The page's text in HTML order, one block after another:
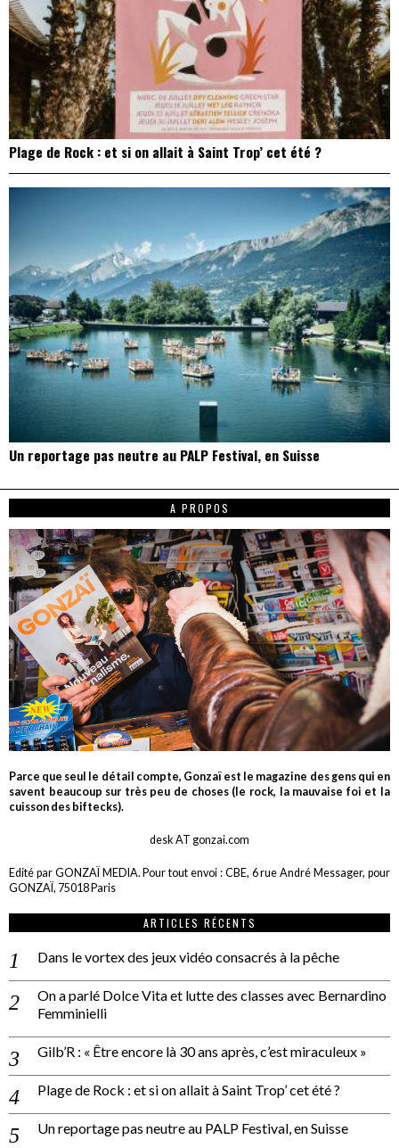
Plage de Rock : et si on allait à Saint Trop’ cet été ?
Un reportage pas neutre au PALP Festival, en Suisse
A PROPOS
Parce que seul le détail compte, Gonzaï est le magazine des gens qui en
savent beaucoup sur très peu de choses (le rock, la mauvaise foi et la
cuisson des biftecks).
desk AT gonzai.com
Edité par GONZAÏ MEDIA. Pour tout envoi : CBE, 6 rue André Messager, pour
GONZAÏ, 75018 Paris
ARTICLES RÉCENTS
Dans le vortex des jeux vidéo consacrés à la pêche
On a parlé Dolce Vita et lutte des classes avec Bernardino
Femminielli
Gilb’R : « Être encore là 30 ans après, c’est miraculeux »
Plage de Rock : et si on allait à Saint Trop’ cet été ?
Un reportage pas neutre au PALP Festival, en Suisse